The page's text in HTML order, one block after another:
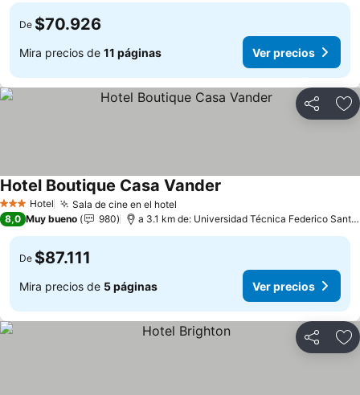
De $70.926
Mira precios de 11 páginas Ver precios
Compartir
3 Estrellas
Hotel Sala de cine en el hotel
Hotel Boutique Casa Vander
8,0 Muy bueno 980 a 3.1 km de: Universidad Técnica Federico Santa María
De $87.111
Mira precios de 5 páginas Ver precios
Compartir